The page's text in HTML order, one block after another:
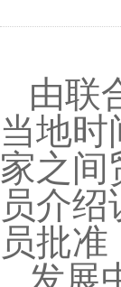
由联
当地
家之间
员介
员批